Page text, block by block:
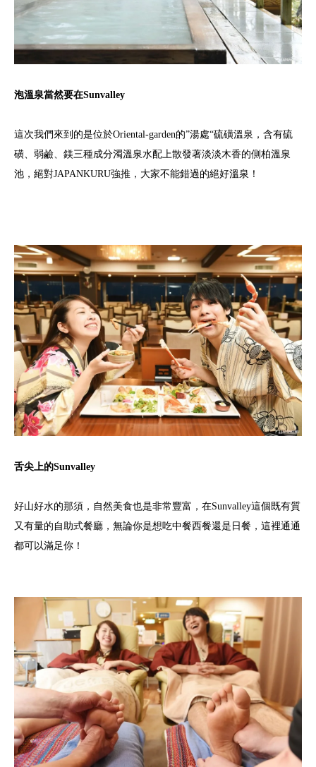
泡溫泉當然要在Sunvalley
這次我們來到的是位於Oriental-garden的”湯處“硫磺溫泉，含有硫
磺、弱鹼、鎂三種成分濁溫泉水配上散發著淡淡木香的側柏溫泉
池，絕對JAPANKURU強推，大家不能錯過的絕好溫泉！
舌尖上的Sunvalley
好山好水的那須，自然美食也是非常豐富，在Sunvalley這個既有質
又有量的自助式餐廳，無論你是想吃中餐西餐還是日餐，這裡通通
都可以滿足你！